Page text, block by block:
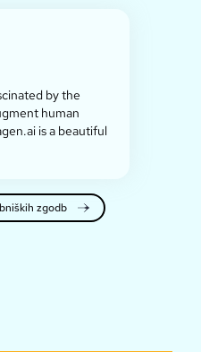
by the
human
is a beautiful
zgodb